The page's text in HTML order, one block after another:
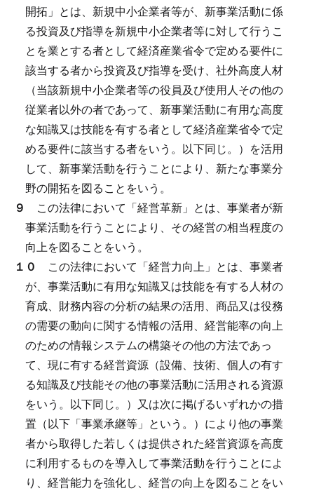
開拓」とは、新規中小企業者等が、新事業活動に係
る投資及び指導を新規中小企業者等に対して行うこ
とを業とする者として経済産業省令で定める要件に
該当する者から投資及び指導を受け、社外高度人材
（当該新規中小企業者等の役員及び使用人その他の
従業者以外の者であって、新事業活動に有用な高度
な知識又は技能を有する者として経済産業省令で定
める要件に該当する者をいう。以下同じ。）を活用
して、新事業活動を行うことにより、新たな事業分
野の開拓を図ることをいう。
９ この法律において「経営革新」とは、事業者が新
事業活動を行うことにより、その経営の相当程度の
向上を図ることをいう。
１０ この法律において「経営力向上」とは、事業者
が、事業活動に有用な知識又は技能を有する人材の
育成、財務内容の分析の結果の活用、商品又は役務
の需要の動向に関する情報の活用、経営能率の向上
のための情報システムの構築その他の方法であっ
て、現に有する経営資源（設備、技術、個人の有す
る知識及び技能その他の事業活動に活用される資源
をいう。以下同じ。）又は次に掲げるいずれかの措
置（以下「事業承継等」という。）により他の事業
者から取得した若しくは提供された経営資源を高度
に利用するものを導入して事業活動を行うことによ
り、経営能力を強化し、経営の向上を図ることをい